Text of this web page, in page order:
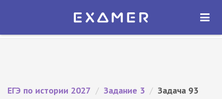
Экзамер — ЕГЭ 2027
ОТКРЫТЬ
ЕГЭ по истории 2027 / Задание 3 / Задача 93